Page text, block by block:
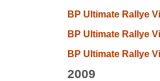
BP Ultimate Rallye
BP Ultimate Rallye
BP Ultimate Rallye
2009